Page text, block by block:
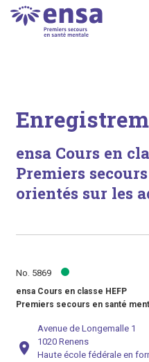
ensa Cours en
Premiers
orientés sur les
No. 5869
ensa Cours en classe HEFP
Premiers secours en santé
location_on
Avenue de Longemalle 1
1020 Renens
Haute école fédérale en